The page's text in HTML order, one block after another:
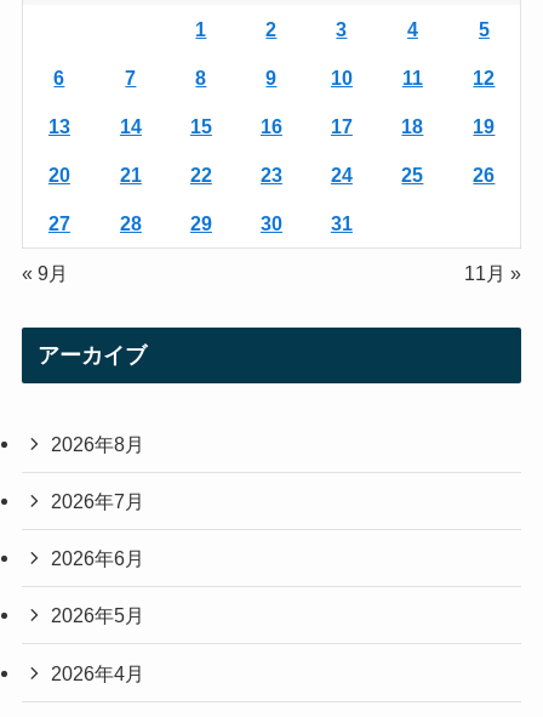
1 2 3 4 5
6 7 8 9 10 11 12
13 14 15 16 17 18 19
20 21 22 23 24 25 26
27 28 29 30 31
« 9月 11月 »
アーカイブ
2026年8月
2026年7月
2026年6月
2026年5月
2026年4月